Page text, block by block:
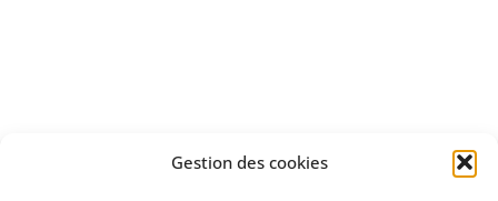
Gestion des cookies
Découvrez